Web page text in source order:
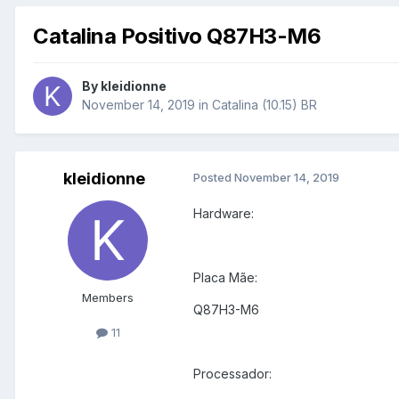
Catalina Positivo Q87H3-M6
By kleidionne
November 14, 2019 in Catalina (10.15) BR
kleidionne
Members
11
Posted November 14, 2019
Hardware:
Placa Mãe:
Q87H3-M6
Processador: